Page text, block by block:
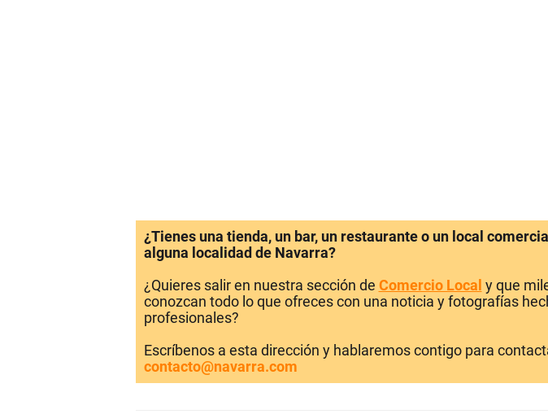
¿Tienes una tienda, un bar, un restaurante o un local
alguna localidad de Navarra?
¿Quieres salir en nuestra sección de Comercio Local y que
conozcan todo lo que ofreces con una noticia y fotografías
profesionales?
Escríbenos a esta dirección y hablaremos contigo para
contacto@navarra.com